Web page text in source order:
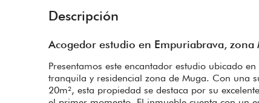
Descripción
Acogedor estudio en Empuriabrava, zona
Presentamos este encantador estudio ubicado
tranquila y residencial zona de Muga. Con una
20m², esta propiedad se destaca por su